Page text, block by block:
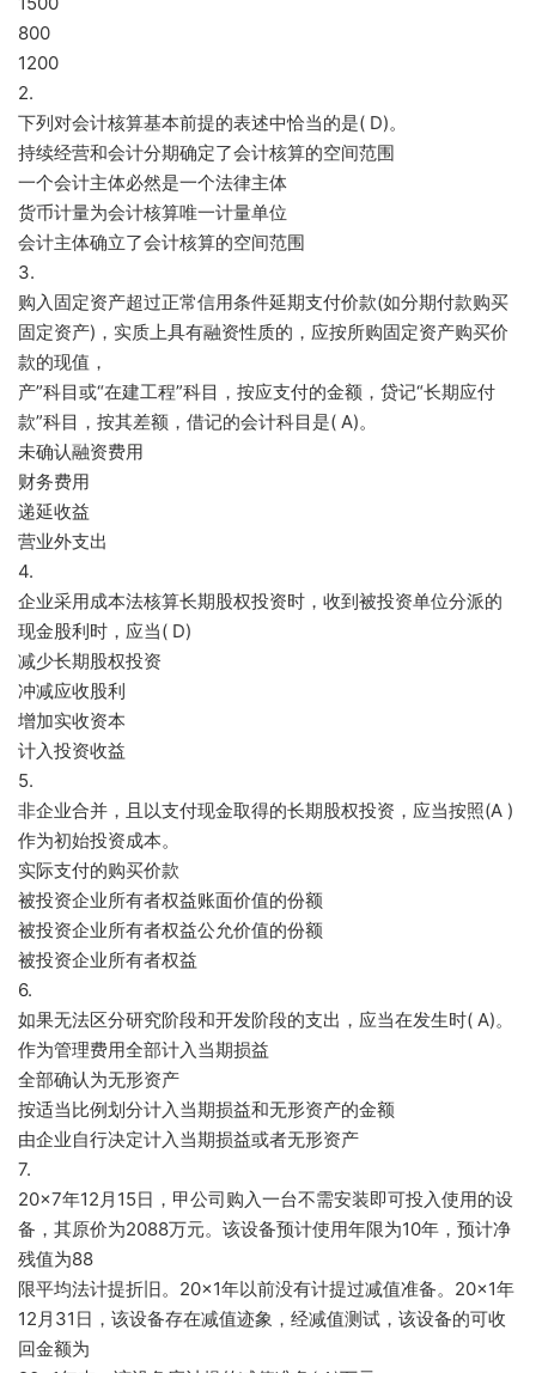
800
1200
2.
下列对会计核算基本前提的表述中恰当的是( D)。
持续经营和会计分期确定了会计核算的空间范围
一个会计主体必然是一个法律主体
货币计量为会计核算唯一计量单位
会计主体确立了会计核算的空间范围
3.
购入固定资产超过正常信用条件延期支付价款(如分期付款购买
固定资产)，实质上具有融资性质的，应按所购固定资产购买价
款的现值，
产”科目或“在建工程”科目，按应支付的金额，贷记“长期应付
款”科目，按其差额，借记的会计科目是( A)。
未确认融资费用
财务费用
递延收益
营业外支出
4.
企业采用成本法核算长期股权投资时，收到被投资单位分派的
现金股利时，应当( D)
减少长期股权投资
冲减应收股利
增加实收资本
计入投资收益
5.
非企业合并，且以支付现金取得的长期股权投资，应当按照(A )
作为初始投资成本。
实际支付的购买价款
被投资企业所有者权益账面价值的份额
被投资企业所有者权益公允价值的份额
被投资企业所有者权益
6.
如果无法区分研究阶段和开发阶段的支出，应当在发生时( A)。
作为管理费用全部计入当期损益
全部确认为无形资产
按适当比例划分计入当期损益和无形资产的金额
由企业自行决定计入当期损益或者无形资产
7.
20×7年12月15日，甲公司购入一台不需安装即可投入使用的设
备，其原价为2088万元。该设备预计使用年限为10年，预计净
残值为88
限平均法计提折旧。20×1年以前没有计提过减值准备。20×1年
12月31日，该设备存在减值迹象，经减值测试，该设备的可收
回金额为